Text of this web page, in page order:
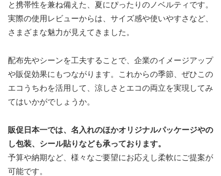
と携帯性を兼ね備えた、夏にぴったりのノベルティです。
実際の使用レビューからは、サイズ感や使いやすさなど、
さまざまな魅力が見えてきました。
配布先やシーンを工夫することで、企業のイメージアップ
や販促効果にもつながります。これからの季節、ぜひこの
エコうちわを活用して、涼しさとエコの両立を実現してみ
てはいかがでしょうか。
販促日本一では、名入れのほかオリジナルパッケージやの
し包装、シール貼りなども承っております。
予算や納期など、様々なご要望にお応えし柔軟にご提案が
可能です。